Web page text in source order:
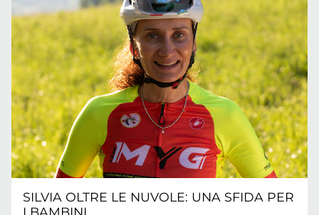
SILVIA OLTRE LE NUVOLE: UNA SFIDA PER
I BAMBINI